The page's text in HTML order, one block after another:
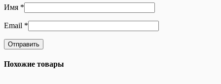
Имя *
Email *
Похожие товары